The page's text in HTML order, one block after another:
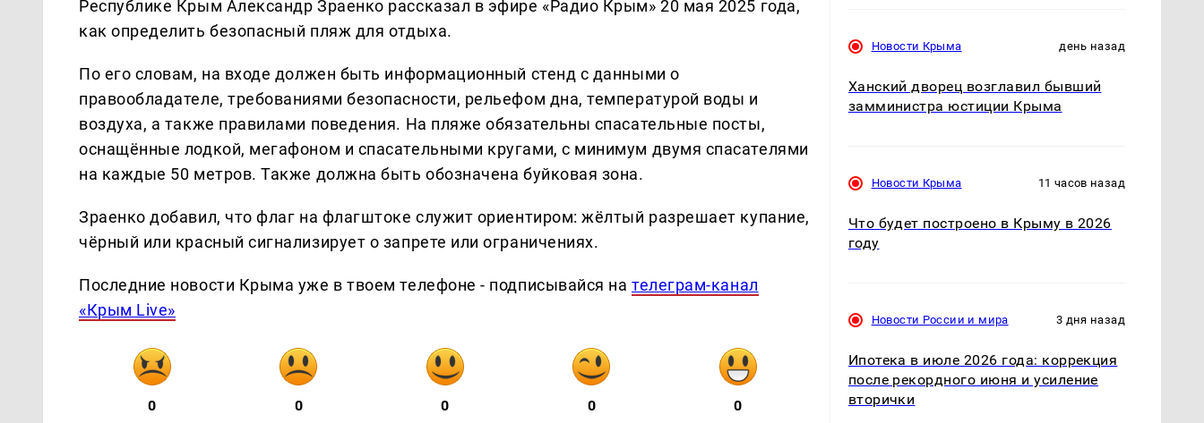
Республике Крым Александр Зраенко рассказал в эфире «Радио Крым» 20 мая 2025 года,
как определить безопасный пляж для отдыха.
По его словам, на входе должен быть информационный стенд с данными о
правообладателе, требованиями безопасности, рельефом дна, температурой воды и
воздуха, а также правилами поведения. На пляже обязательны спасательные посты,
оснащённые лодкой, мегафоном и спасательными кругами, с минимум двумя спасателями
на каждые 50 метров. Также должна быть обозначена буйковая зона.
Зраенко добавил, что флаг на флагштоке служит ориентиром: жёлтый разрешает купание,
чёрный или красный сигнализирует о запрете или ограничениях.
Последние новости Крыма уже в твоем телефоне - подписывайся нателеграм-канал
«Крым Live»
0 0 0 0 0
Новости Крыма день назад
Ханский дворец возглавил бывший
замминистра юстиции Крыма
Новости Крыма 11 часов назад
Что будет построено в Крыму в 2026
году
Новости России и мира 3 дня назад
Ипотека в июле 2026 года: коррекция
после рекордного июня и усиление
вторички